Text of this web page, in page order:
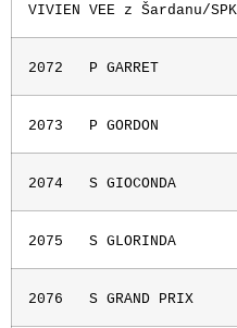
VIVIEN VEE z Šardanu/
2072 P GARRET
2073 P GORDON
2074 S GIOCONDA
2075 S GLORINDA
2076 S GRAND PRIX